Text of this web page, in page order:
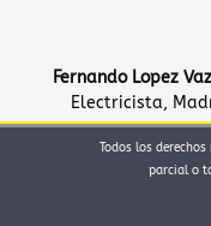
Fernando Lopez
Electricista,
Todos los
parcial o